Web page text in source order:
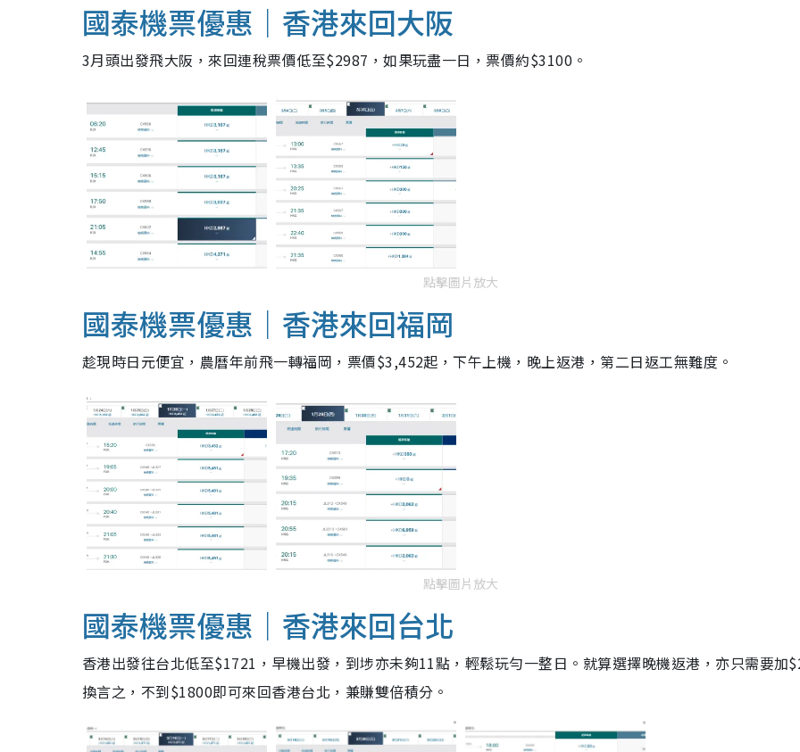
國泰機票優惠｜香港來回大阪
3月頭出發飛大阪，來回連稅票價低至$2987，如果玩盡一日，票價約$3100。
點擊圖片放大
國泰機票優惠｜香港來回福岡
趁現時日元便宜，農曆年前飛一轉福岡，票價$3,452起，下午上機，晚上返港，第二日返工無難度。
點擊圖片放大
國泰機票優惠｜香港來回台北
香港出發往台北低至$1721，早機出發，到埗亦未夠11點，輕鬆玩勻一整日。就算選擇晚機返港，亦只需要加
換言之，不到$1800即可來回香港台北，兼賺雙倍積分。